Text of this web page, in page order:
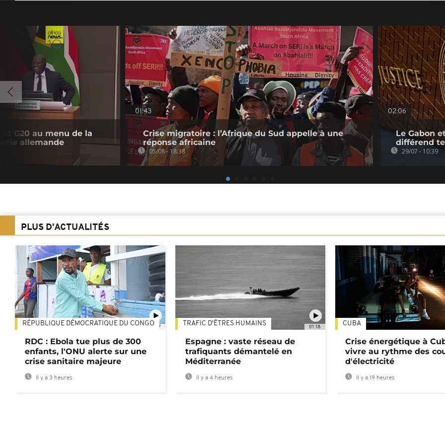
G20 au menu de la
allemande
01:43
Crise migratoire : l’Afrique du Sud appelle à une
réponse africaine
05/08 - 18:38
02:06
Le Gabon
différend
29/07 - 10:39
PLUS D'ACTUALITÉS
01:47
RÉPUBLIQUE DÉMOCRATIQUE DU CONGO
RDC : Ebola tue plus de 300
enfants, l'ONU alerte sur une
crise sanitaire majeure
Il y a 3 heures
01:18
TRAFIC D'ÊTRES HUMAINS
Espagne : vaste réseau de
trafiquants démantelé en
Méditerranée
Il y a 4 heures
CUBA
Crise énergétique à
vivre au rythme des
d'électricité
Il y a 19 heures